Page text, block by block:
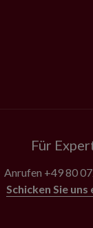
Für
Anrufen +49 80
Schicken Sie uns